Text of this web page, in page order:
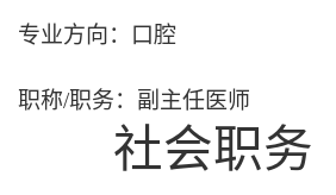
专业方向：口腔
职称/职务：副主任医师
社会职务